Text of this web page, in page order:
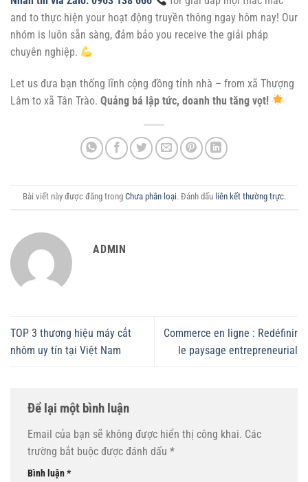
and to thực hiện your hoạt động truyền thông ngay hôm nay! Our
nhóm is luôn sẵn sàng, đảm bảo you receive the giải pháp
chuyên nghiệp.
Let us đưa bạn thống lĩnh cộng đồng tỉnh nhà – from xã Thượng
Lâm to xã Tân Trào. Quảng bá lập tức, doanh thu tăng vọt!
Bài viết này được đăng trong Chưa phân loại. Đánh dấu liên kết thường trực.
ADMIN
TOP 3 thương hiệu máy cắt
nhôm uy tín tại Việt Nam
Commerce en ligne : Redéfinir
le paysage entrepreneurial
Để lại một bình luận
Email của bạn sẽ không được hiển thị công khai. Các
trường bắt buộc được đánh dấu *
Bình luận*